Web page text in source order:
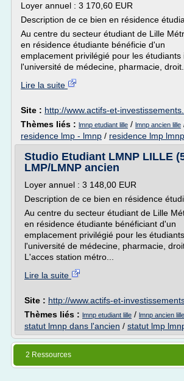
Loyer annuel : 3 170,60 EUR
Description de ce bien en résidence
Au centre du secteur étudiant de Lille
en résidence étudiante bénéficie d'un
emplacement privilégié pour les étudiants
l'université de médecine, pharmacie, droit...
Lire la suite
Site : http://www.actifs-et-
Thèmes liés : lmnp etudiant lille / lmnp ancien lille
residence lmp - lmnp / residence lmp lmnp
Studio Etudiant LMNP LILLE
LMP/LMNP ancien
Loyer annuel : 3 148,00 EUR
Description de ce bien en résidence
Au centre du secteur étudiant de Lille
en résidence étudiante bénéficiant d'un
emplacement privilégié pour les
l'université de médecine, pharmacie,
L'acces station métro...
Lire la suite
Site : http://www.actifs-et-
Thèmes liés : lmnp etudiant lille / lmnp ancien lille
statut lmnp dans l'ancien / statut lmp
2 Ressources